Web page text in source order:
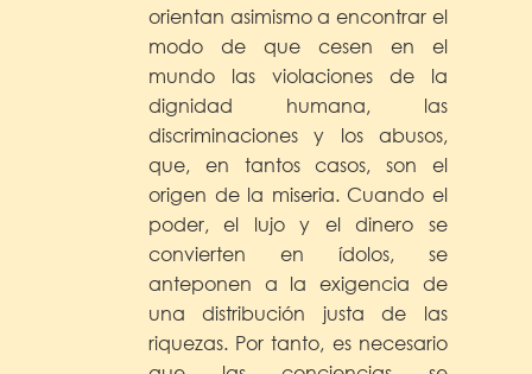
orientan asimismo a encontrar el
modo de que cesen en el
mundo las violaciones de la
dignidad humana, las
discriminaciones y los abusos,
que, en tantos casos, son el
origen de la miseria. Cuando el
poder, el lujo y el dinero se
convierten en ídolos, se
anteponen a la exigencia de
una distribución justa de las
riquezas. Por tanto, es necesario